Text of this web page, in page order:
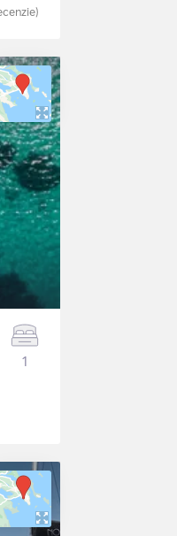
)
1